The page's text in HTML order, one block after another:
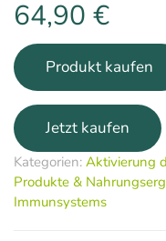
64,90 €
Produkt kaufen
Kategorien: Aktivierung
Produkte &
Immunsystems